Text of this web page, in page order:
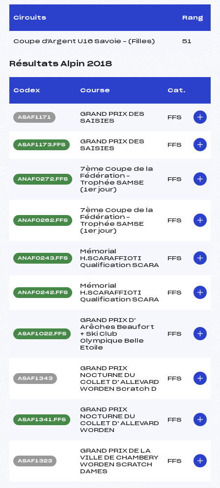
Circuits Rang
Coupe d'Argent U16 Savoie – (Filles) 51
Résultats Alpin 2018
Codex Course Cat.
ASAF1171
GRAND PRIX DES
SAISIES
FFS
ASAF1173.FFS
GRAND PRIX DES
SAISIES
FFS
ANAF0272.FFS
7ème Coupe de la
Fédération –
Trophée SAMSE
(1er jour)
FFS
ANAF0262.FFS
7ème Coupe de la
Fédération –
Trophée SAMSE
(1er jour)
FFS
ANAF0243.FFS
Mémorial
H.SCARAFFIOTI
Qualification SCARA
FFS
ANAF0242.FFS
Mémorial
H.SCARAFFIOTI
Qualification SCARA
FFS
ASAF1022.FFS
GRAND PRIX D'
Arêches Beaufort
+ Ski Club
Olympique Belle
Etoile
FFS
ASAF1343
GRAND PRIX
NOCTURNE DU
COLLET D' ALLEVARD
WORDEN Scratch D
FFS
ASAF1341.FFS
GRAND PRIX
NOCTURNE DU
COLLET D' ALLEVARD
WORDEN
FFS
ASAF1323
GRAND PRIX DE LA
VILLE DE CHAMBERY
WORDEN SCRATCH
DAMES
FFS